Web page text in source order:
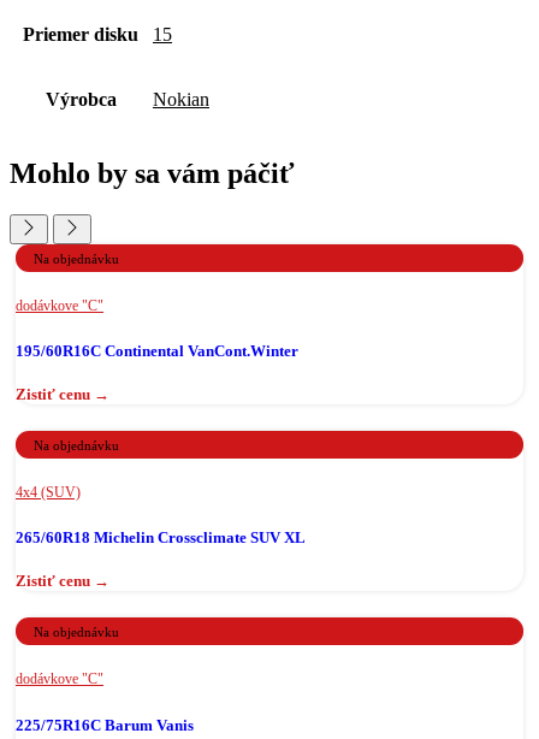
Priemer disku 15
Výrobca Nokian
Mohlo by sa vám páčiť
Na objednávku
dodávkove "C"
195/60R16C Continental VanCont.Winter
Na objednávku
4x4 (SUV)
265/60R18 Michelin Crossclimate SUV XL
Na objednávku
dodávkove "C"
225/75R16C Barum Vanis